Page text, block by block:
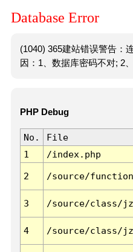
Database Error
(1040) 365建站错误警告：
因：1、数据库密码不对; 2
PHP Debug
No. File
1
/index.php
2 /source/
3 /source/class/
4 /source/class/